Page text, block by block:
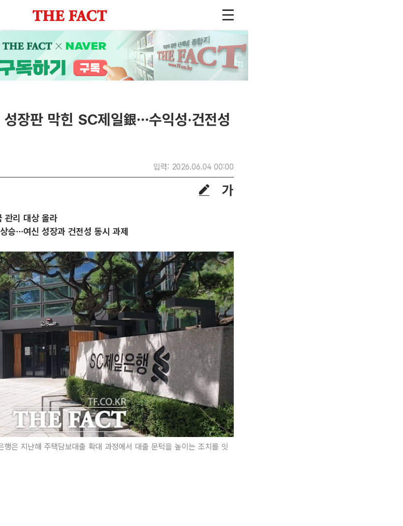
장판 막힌 SC제일銀…수익성·건전성
입력: 2026.06.04 00:00
관리 대상 올라
승…여신 성장과 건전성 동시 과제
은 지난해 주택담보대출 확대 과정에서 대출 문턱을 높이는 조치를 잇